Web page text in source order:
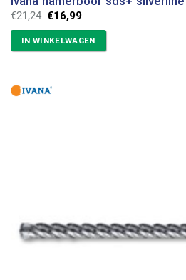
€21,24 Oorspronkelijke
prijs
was:
€21,24.
€16,99Huidige
is:
€16,99.
IN WINKELWAGEN